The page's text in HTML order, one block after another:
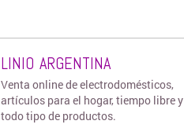
LINIO ARGENTINA
Venta online de electrodomésticos,
artículos para el hogar, tiempo libre y
todo tipo de productos.